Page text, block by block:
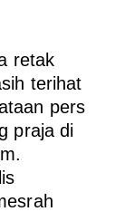
retak
terihat
pers
praja di